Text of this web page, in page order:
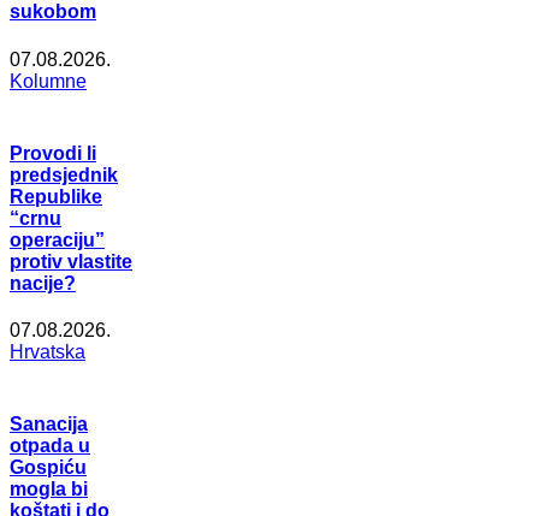
sukobom
07.08.2026.
Kolumne
Provodi li
predsjednik
Republike
“crnu
operaciju”
protiv vlastite
nacije?
07.08.2026.
Hrvatska
Sanacija
otpada u
Gospiću
mogla bi
koštati i do